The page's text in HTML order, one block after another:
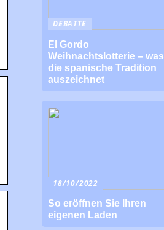
DEBATTE
El Gordo
Weihnachtslotterie – was
die spanische Tradition
auszeichnet
18/10/2022
So eröffnen Sie Ihren
eigenen Laden